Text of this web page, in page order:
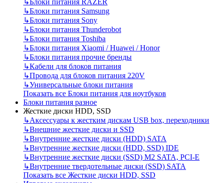
↳Блоки питания Samsung
↳Блоки питания Sony
↳Блоки питания Thunderobot
↳Блоки питания Toshiba
↳Блоки питания Xiaomi / Huawei / Honor
↳Блоки питания прочие бренды
↳Кабели для блоков питания
↳Провода для блоков питания 220V
↳Универсальные блоки питания
Показать все Блоки питания для ноутбуков
Блоки питания разное
Жесткие диски HDD, SSD
↳Аксессуары к жестким дискам USB box, переходники
↳Внешние жесткие диски и SSD
↳Внутренние жесткие диски (HDD) SATA
↳Внутренние жесткие диски (HDD, SSD) IDE
↳Внутренние жесткие диски (SSD) M2 SATA, PCI-E
↳Внутренние твердотельные диски (SSD) SATA
Показать все Жесткие диски HDD, SSD